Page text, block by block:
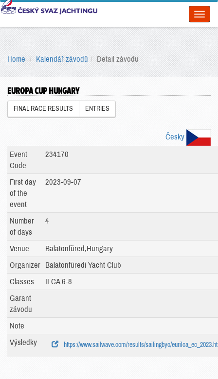
Home Kalendář závodů Detail závodu
EUROPA CUP HUNGARY
FINAL RACE RESULTS ENTRIES
Česky
Event
Code
234170
First day
of the
event
2023-09-07
Number
of days
4
Venue
Balatonfüred,Hungary
Organizer
Balatonfüredi Yacht Club
Classes
ILCA 6-8
Garant
závodu
Note
Výsledky
https://www.sailwave.com/results/sailingbyc/